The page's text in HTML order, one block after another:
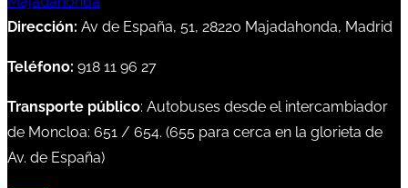
Dirección: Av de España, 51, 28220 Majadahonda, Madrid
Teléfono: 918 11 96 27
Transporte público: Autobuses desde el intercambiador
de Moncloa: 651 / 654. (655 para cerca en la glorieta de
Av. de España)